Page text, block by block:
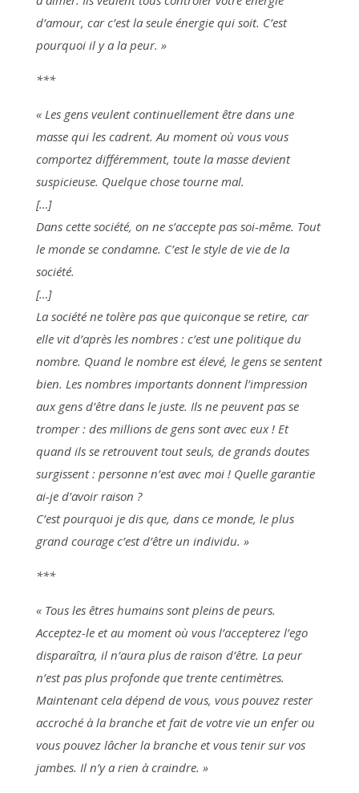
d’amour, car c’est la seule énergie qui soit. C’est
pourquoi il y a la peur. »
***
« Les gens veulent continuellement être dans une
masse qui les cadrent. Au moment où vous vous
comportez différemment, toute la masse devient
suspicieuse. Quelque chose tourne mal.
[…]
Dans cette société, on ne s’accepte pas soi-même. Tout
le monde se condamne. C’est le style de vie de la
société.
[…]
La société ne tolère pas que quiconque se retire, car
elle vit d’après les nombres : c’est une politique du
nombre. Quand le nombre est élevé, le gens se sentent
bien. Les nombres importants donnent l’impression
aux gens d’être dans le juste. Ils ne peuvent pas se
tromper : des millions de gens sont avec eux ! Et
quand ils se retrouvent tout seuls, de grands doutes
surgissent : personne n’est avec moi ! Quelle garantie
ai-je d’avoir raison ?
C’est pourquoi je dis que, dans ce monde, le plus
grand courage c’est d’être un individu. »
***
« Tous les êtres humains sont pleins de peurs.
Acceptez-le et au moment où vous l’accepterez l’ego
disparaîtra, il n’aura plus de raison d’être. La peur
n’est pas plus profonde que trente centimètres.
Maintenant cela dépend de vous, vous pouvez rester
accroché à la branche et fait de votre vie un enfer ou
vous pouvez lâcher la branche et vous tenir sur vos
jambes. Il n’y a rien à craindre. »